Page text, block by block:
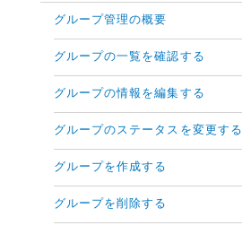
グループ管理の概要
グループの一覧を確認する
グループの情報を編集する
グループのステータスを変更する
グループを作成する
グループを削除する